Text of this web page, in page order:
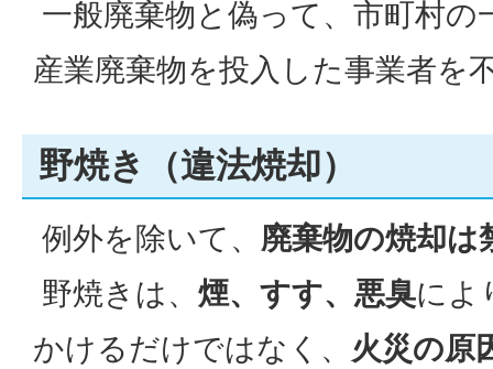
一般廃棄物と偽って、市町村の
産業廃棄物を投入した事業者を
野焼き（違法焼却）
例外を除いて、 廃棄物の焼却は
野焼きは、 煙、すす、悪臭によ
かけるだけではなく、 火災の原